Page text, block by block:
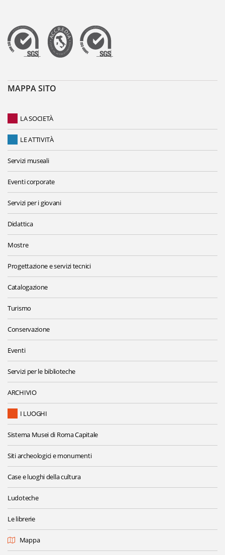
MAPPA SITO
LA SOCIETÀ
LE ATTIVITÀ
Servizi museali
Eventi corporate
Servizi per i giovani
Didattica
Mostre
Progettazione e servizi tecnici
Catalogazione
Turismo
Conservazione
Eventi
Servizi per le biblioteche
ARCHIVIO
I LUOGHI
Sistema Musei di Roma Capitale
Siti archeologici e monumenti
Case e luoghi della cultura
Ludoteche
Le librerie
Mappa